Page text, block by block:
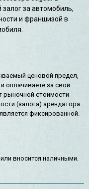
за автомобиль,
и франшизой в
ценовой предел,
оплачиваете за свой
рыночной стоимости
(залога) арендатора
фиксированной.
вносится наличными.